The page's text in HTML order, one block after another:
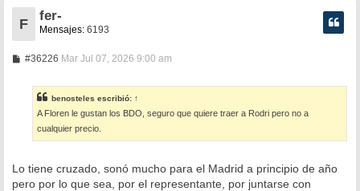
F
fer-
Mensajes: 6193
#36226M
a
j
e
Mar Jul 07, 2026 9:00 am
benosteles escribió: ↑
A Floren le gustan los BDO, seguro que quiere traer a Rodri pero no a
cualquier precio.
Lo tiene cruzado, sonó mucho para el Madrid a principio de año
pero por lo que sea, por el representante, por juntarse con